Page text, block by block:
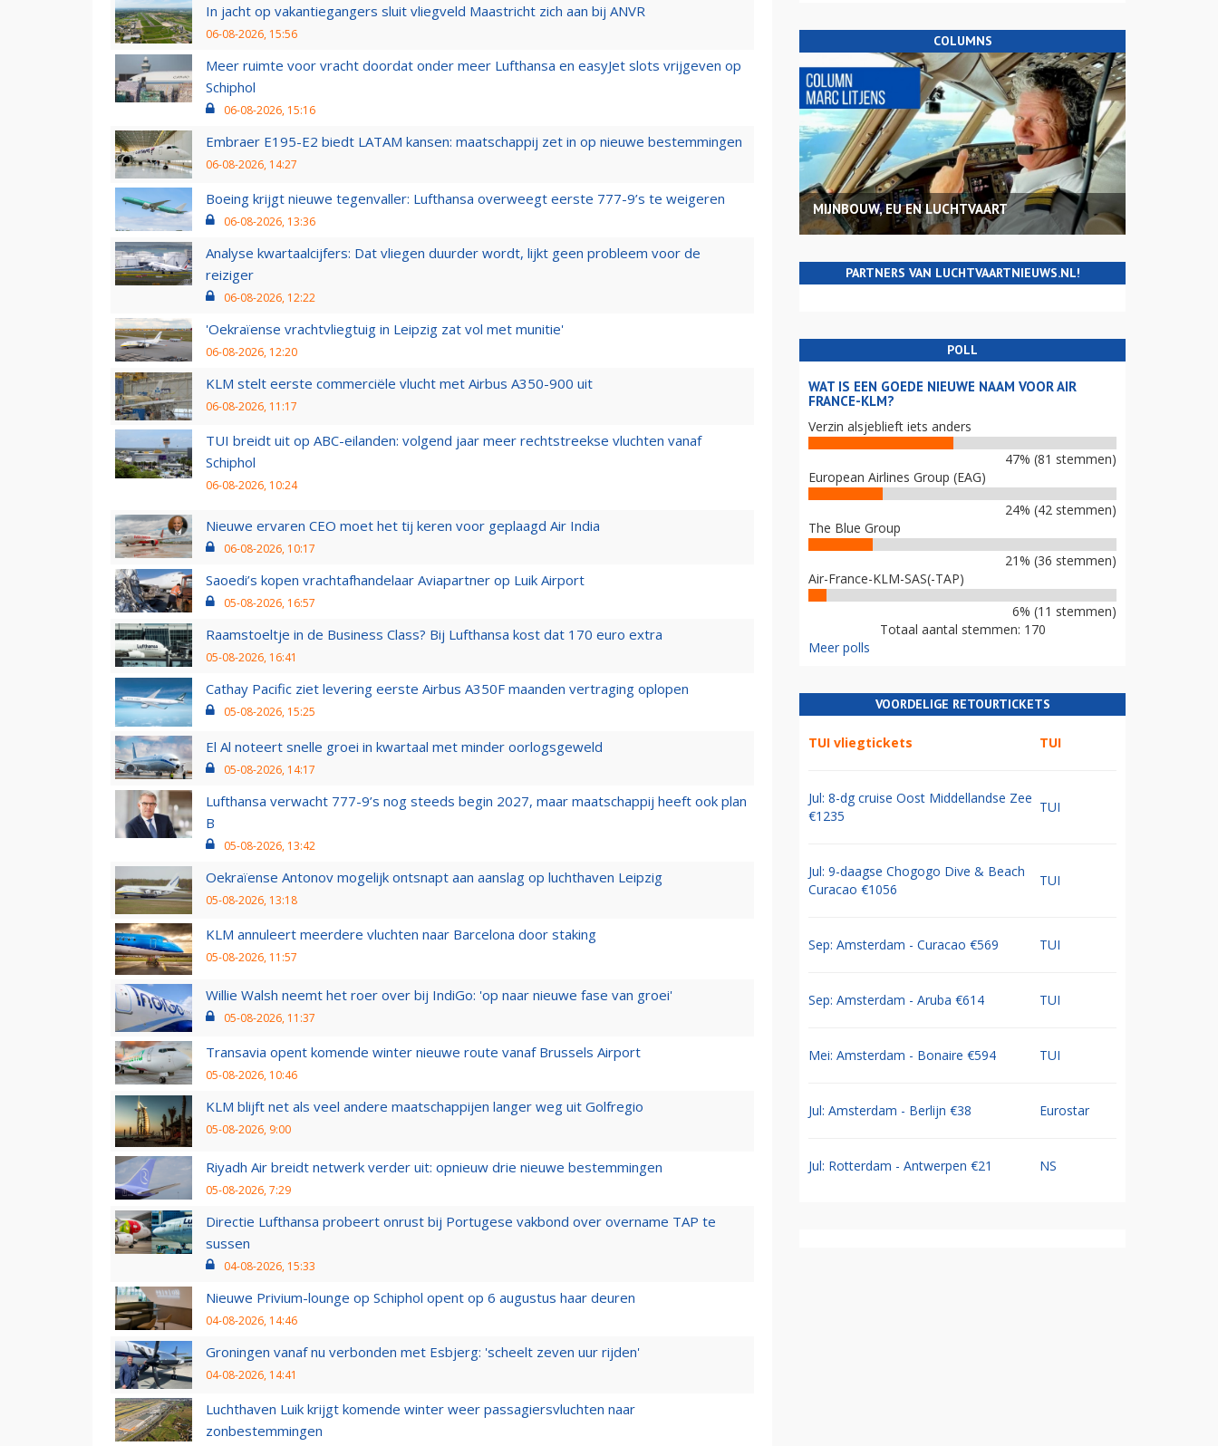
In jacht op vakantiegangers sluit vliegveld Maastricht zich aan bij ANVR
06-08-2026, 15:56
Meer ruimte voor vracht doordat onder meer Lufthansa en easyJet slots vrijgeven op
Schiphol
06-08-2026, 15:16
Embraer E195-E2 biedt LATAM kansen: maatschappij zet in op nieuwe bestemmingen
06-08-2026, 14:27
Boeing krijgt nieuwe tegenvaller: Lufthansa overweegt eerste 777-9’s te weigeren
06-08-2026, 13:36
Analyse kwartaalcijfers: Dat vliegen duurder wordt, lijkt geen probleem voor de
reiziger
06-08-2026, 12:22
'Oekraïense vrachtvliegtuig in Leipzig zat vol met munitie'
06-08-2026, 12:20
KLM stelt eerste commerciële vlucht met Airbus A350-900 uit
06-08-2026, 11:17
TUI breidt uit op ABC-eilanden: volgend jaar meer rechtstreekse vluchten vanaf
Schiphol
06-08-2026, 10:24
Nieuwe ervaren CEO moet het tij keren voor geplaagd Air India
06-08-2026, 10:17
Saoedi’s kopen vrachtafhandelaar Aviapartner op Luik Airport
05-08-2026, 16:57
Raamstoeltje in de Business Class? Bij Lufthansa kost dat 170 euro extra
05-08-2026, 16:41
Cathay Pacific ziet levering eerste Airbus A350F maanden vertraging oplopen
05-08-2026, 15:25
El Al noteert snelle groei in kwartaal met minder oorlogsgeweld
05-08-2026, 14:17
Lufthansa verwacht 777-9’s nog steeds begin 2027, maar maatschappij heeft ook plan
B
05-08-2026, 13:42
Oekraïense Antonov mogelijk ontsnapt aan aanslag op luchthaven Leipzig
05-08-2026, 13:18
KLM annuleert meerdere vluchten naar Barcelona door staking
05-08-2026, 11:57
Willie Walsh neemt het roer over bij IndiGo: 'op naar nieuwe fase van groei'
05-08-2026, 11:37
Transavia opent komende winter nieuwe route vanaf Brussels Airport
05-08-2026, 10:46
KLM blijft net als veel andere maatschappijen langer weg uit Golfregio
05-08-2026, 9:00
Riyadh Air breidt netwerk verder uit: opnieuw drie nieuwe bestemmingen
05-08-2026, 7:29
Directie Lufthansa probeert onrust bij Portugese vakbond over overname TAP te
sussen
04-08-2026, 15:33
Nieuwe Privium-lounge op Schiphol opent op 6 augustus haar deuren
04-08-2026, 14:46
Groningen vanaf nu verbonden met Esbjerg: 'scheelt zeven uur rijden'
04-08-2026, 14:41
Luchthaven Luik krijgt komende winter weer passagiersvluchten naar
zonbestemmingen
COLUMNS
MIJNBOUW, EU EN LUCHTVAART
PARTNERS VAN LUCHTVAARTNIEUWS.NL!
POLL
WAT IS EEN GOEDE NIEUWE NAAM VOOR AIR
FRANCE-KLM?
Verzin alsjeblieft iets anders
47% (81 stemmen)
European Airlines Group (EAG)
24% (42 stemmen)
The Blue Group
21% (36 stemmen)
Air-France-KLM-SAS(-TAP)
6% (11 stemmen)
Totaal aantal stemmen: 170
Meer polls
VOORDELIGE RETOURTICKETS
TUI vliegtickets TUI
Jul: 8-dg cruise Oost Middellandse Zee
€1235
TUI
Jul: 9-daagse Chogogo Dive & Beach
Curacao €1056
TUI
Sep: Amsterdam - Curacao €569 TUI
Sep: Amsterdam - Aruba €614 TUI
Mei: Amsterdam - Bonaire €594 TUI
Jul: Amsterdam - Berlijn €38 Eurostar
Jul: Rotterdam - Antwerpen €21 NS